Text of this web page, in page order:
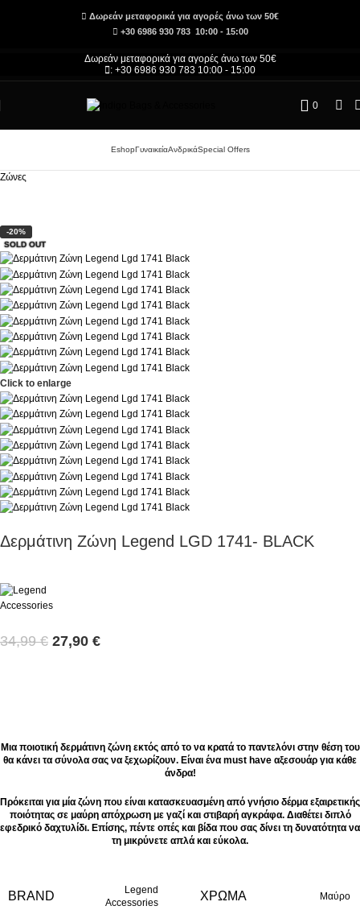
Δωρεάν μεταφορικά για αγορές άνω των 50€
+30 6986 930 783 10:00 - 15:00
Δωρεάν μεταφορικά για αγορές άνω των 50€
: +30 6986 930 783 10:00 - 15:00
0
EshopΓυναικείαΑνδρικάSpecial Offers
Ζώνες
-20%
SOLD OUT
Click to enlarge
Δερμάτινη Ζώνη Legend LGD 1741- BLACK
34,99€ 27,90 €
Μια ποιοτική δερμάτινη ζώνη εκτός από το να κρατά το παντελόνι στην θέση του
θα κάνει τα σύνολα σας να ξεχωρίζουν. Είναι ένα must have αξεσουάρ για κάθε
άνδρα!
Πρόκειται για μία ζώνη που είναι κατασκευασμένη από γνήσιο δέρμα εξαιρετικής
ποιότητας σε μαύρη απόχρωση με γαζί και στιβαρή αγκράφα. Διαθέτει διπλό
εφεδρικό δαχτυλίδι. Επίσης, πέντε οπές και βίδα που σας δίνει τη δυνατότητα να
τη μικρύνετε απλά και εύκολα.
BRAND
Legend
Accessories
ΧΡΏΜΑ Μαύρο